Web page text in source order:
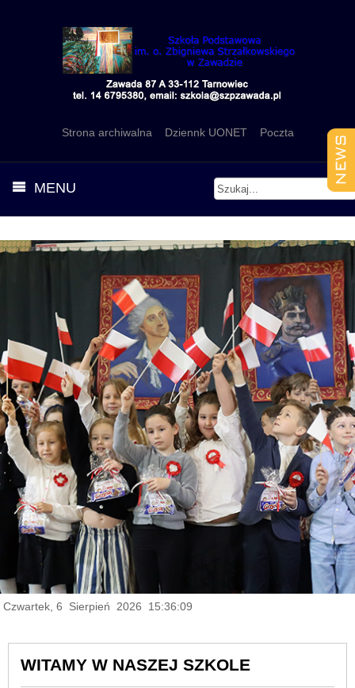
Strona archiwalna Dziennk UONET Poczta
MENU
Czwartek, 6 Sierpień 2026 15:36:10
WITAMY W NASZEJ SZKOLE